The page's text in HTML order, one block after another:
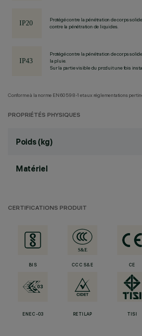
Protégé contre la pénétration de corps
contre la pénétration de liquides.
Protégé contre la pénétration de corps
la pluie.
Sur la partie visible du produit une fois
Conforme à la norme EN60598-1 et aux réglementations
PROPRIÉTÉS PHYSIQUES
Poids (kg)
Matériel
CERTIFICATIONS PRODUIT
BIS CCC S&E CE
ENEC-03 RETILAP TISI